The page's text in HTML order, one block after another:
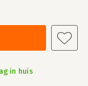
in huis